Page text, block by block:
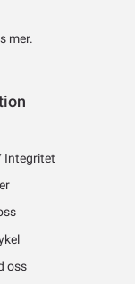
mer.
Integritet
oss